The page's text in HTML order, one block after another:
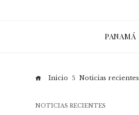
PANAMÁ
Inicio Noticias recientes
NOTICIAS RECIENTES